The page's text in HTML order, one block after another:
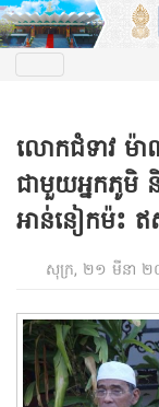
លោកជំទាវ ម៉
ជាមួយអ្នកភូមិ
អាន់នៀកម៉ះ ឥ
សុក្រ, ២១ មីនា